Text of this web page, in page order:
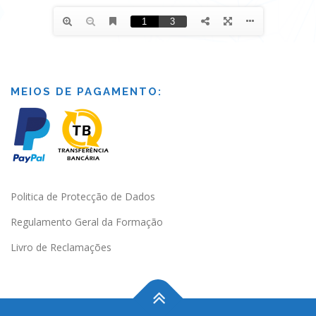
MEIOS DE PAGAMENTO:
Politica de Protecção de Dados
Regulamento Geral da Formação
Livro de Reclamações